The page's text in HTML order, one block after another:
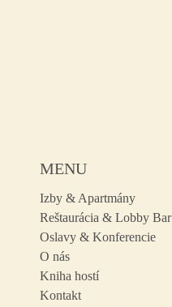
MENU
Izby & Apartmány
Reštaurácia & Lobby Bar
Oslavy & Konferencie
O nás
Kniha hostí
Kontakt